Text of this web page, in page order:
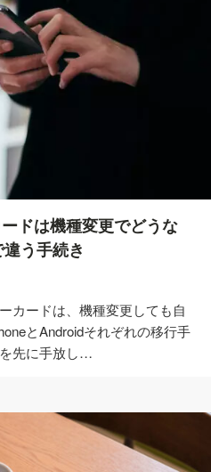
ドは機種変更でどうな
う手続き
カードは、機種変更しても自
とAndroidそれぞれの移行手
先に手放し…